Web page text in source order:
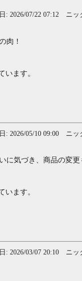
: 2026/07/22 07:12 ニッ
肉！
います。
: 2026/05/10 09:00 ニッ
に気づき、商品の変
います。
: 2026/03/07 20:10 ニッ